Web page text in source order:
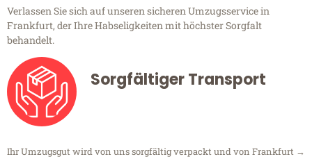
Verlassen Sie sich auf unseren sicheren Umzugsservice in
Frankfurt, der Ihre Habseligkeiten mit höchster Sorgfalt
behandelt.
Sorgfältiger Transport
Ihr Umzugsgut wird von uns sorgfältig verpackt und von Frankfurt →